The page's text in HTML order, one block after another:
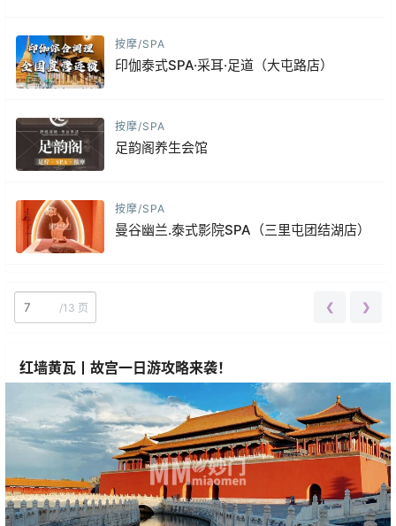
按摩/SPA
印伽泰式SPA·采耳·足道（大屯路店）
按摩/SPA
足韵阁养生会馆
按摩/SPA
曼谷幽兰.泰式影院SPA（三里屯团结湖店）
/13 页 ❮ ❯
红墙黄瓦丨故宫一日游攻略来袭！